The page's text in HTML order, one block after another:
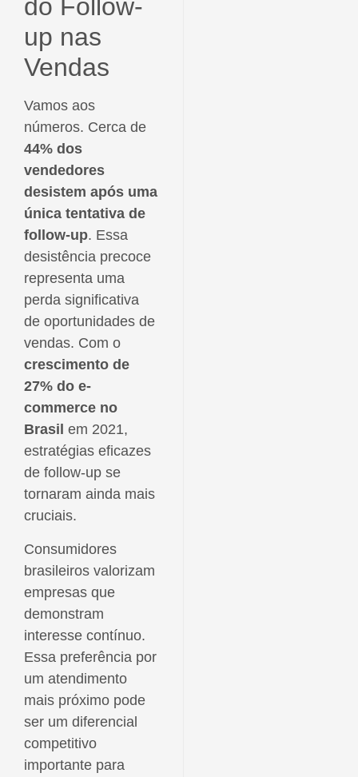
do Follow-
up nas
Vendas
Vamos aos
números. Cerca de
44% dos
vendedores
desistem após uma
única tentativa de
follow-up. Essa
desistência precoce
representa uma
perda significativa
de oportunidades de
vendas. Com o
crescimento de
27% do e-
commerce no
Brasil em 2021,
estratégias eficazes
de follow-up se
tornaram ainda mais
cruciais.
Consumidores
brasileiros valorizam
empresas que
demonstram
interesse contínuo.
Essa preferência por
um atendimento
mais próximo pode
ser um diferencial
competitivo
importante para